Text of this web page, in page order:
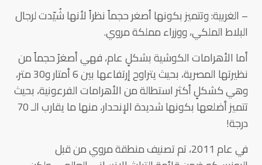
– الغربية: وتتميز بكونها أصغر حجماً نظراً لأنها شُيّدت لرجال
البلاط الملكي، ووزراء مملكة مروي.
أما الأهرامات الكوشية بشكلٍ عام، فهي أصغرُ حجماً من
نظيرتها المصرية، بحيث يتراوح إرتفاعها بين 6 أمتار و30 متر،
وهي كشكلٍ أكثر استطالة من الأهرامات الفرعونية، بحيث
تتميز أضلعها بكونها شديدة الإنحدار، منها ما يقارب الـ 70
درجة!
في عام 2011، تم تصنيف منطقة مروي من قبل